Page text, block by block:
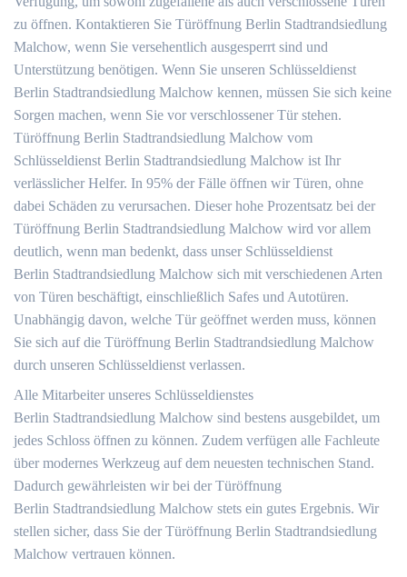
zu öffnen. Kontaktieren Sie Türöffnung Berlin Stadtrandsiedlung
Malchow, wenn Sie versehentlich ausgesperrt sind und
Unterstützung benötigen. Wenn Sie unseren Schlüsseldienst
Berlin Stadtrandsiedlung Malchow kennen, müssen Sie sich keine
Sorgen machen, wenn Sie vor verschlossener Tür stehen.
Türöffnung Berlin Stadtrandsiedlung Malchow vom
Schlüsseldienst Berlin Stadtrandsiedlung Malchow ist Ihr
verlässlicher Helfer. In 95% der Fälle öffnen wir Türen, ohne
dabei Schäden zu verursachen. Dieser hohe Prozentsatz bei der
Türöffnung Berlin Stadtrandsiedlung Malchow wird vor allem
deutlich, wenn man bedenkt, dass unser Schlüsseldienst
Berlin Stadtrandsiedlung Malchow sich mit verschiedenen Arten
von Türen beschäftigt, einschließlich Safes und Autotüren.
Unabhängig davon, welche Tür geöffnet werden muss, können
Sie sich auf die Türöffnung Berlin Stadtrandsiedlung Malchow
durch unseren Schlüsseldienst verlassen.
Alle Mitarbeiter unseres Schlüsseldienstes
Berlin Stadtrandsiedlung Malchow sind bestens ausgebildet, um
jedes Schloss öffnen zu können. Zudem verfügen alle Fachleute
über modernes Werkzeug auf dem neuesten technischen Stand.
Dadurch gewährleisten wir bei der Türöffnung
Berlin Stadtrandsiedlung Malchow stets ein gutes Ergebnis. Wir
stellen sicher, dass Sie der Türöffnung Berlin Stadtrandsiedlung
Malchow vertrauen können.